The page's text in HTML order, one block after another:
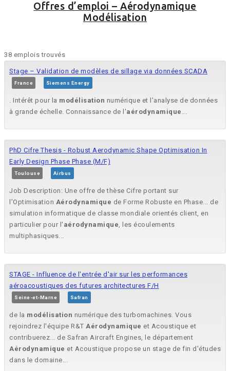
Offres d’emploi – Aérodynamique
Modélisation
38 emplois trouvés
Stage – Validation de modèles de sillage via données SCADA
France Siemens Energy
. Intérêt pour la modélisation numérique et l'analyse de données
à grande échelle. Connaissance de l'aérodynamique ...
PhD Cifre Thesis - Robust Aerodynamic Shape Optimisation In
Early Design Phase Phase (M/F)
Toulouse Airbus
Job Description: Une offre de thèse Cifre portant sur
l’Optimisation Aérodynamique de Forme Robuste en Phase... de
simulation informatique de classe mondiale orientés client, en
particulier pour l' aérodynamique, les écoulements
multiphasiques...
STAGE - Influence de l'entrée d'air sur les performances
aéroacoustiques des futures architectures F/H
Seine-et-Marne Safran
de la modélisation numérique des turbomachines. Vous
rejoindrez l'équipe R&T Aérodynamique et Acoustique et
contribuerez... de Safran Aircraft Engines, le département
Aérodynamique et Acoustique propose un stage de fin d'études
dans le domaine...